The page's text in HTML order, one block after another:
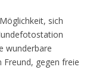
sich
wunderbare
Freund, gegen freie